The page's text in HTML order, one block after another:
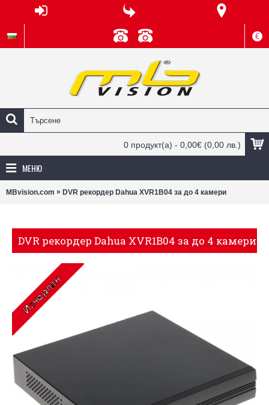
€
0 продукт(а) - 0,00€ (0,00 лв.)
МЕНЮ
MBvision.com » DVR рекордер Dahua XVR1B04 за до 4 камери
DVR рекордер Dahua XVR1B04 за до 4 камери